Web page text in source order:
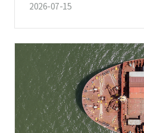
2026-07-15